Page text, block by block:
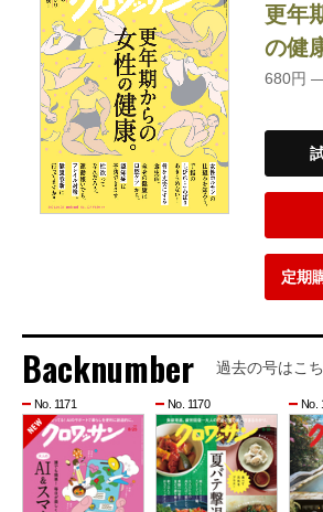
更年
の健
680円
定期
Backnumber 過去の号はこ
No. 1171 No. 1170 No.